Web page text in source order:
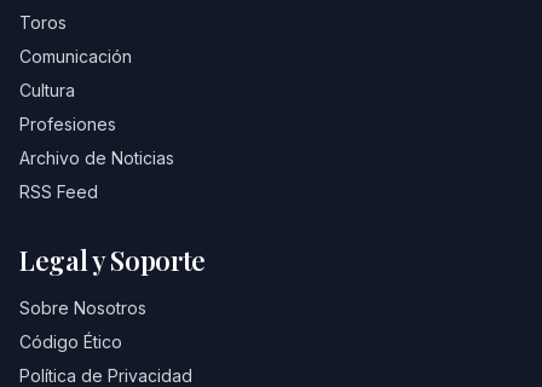
Toros
Comunicación
Cultura
Profesiones
Archivo de Noticias
RSS Feed
Legal y Soporte
Sobre Nosotros
Código Ético
Política de Privacidad